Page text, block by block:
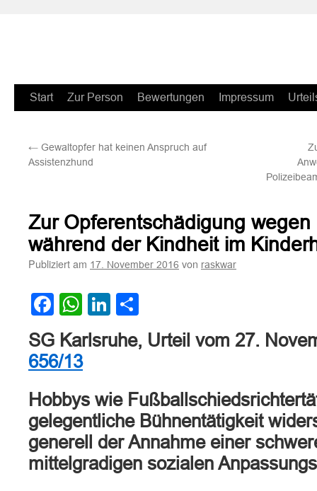
Zum
springen
Start Zur Person Bewertungen Impressum
← Gewaltopfer hat keinen Anspruch auf
Assistenzhund
Zur Opferentschädigung
während der Kindheit im
Publiziert am 17. November 2016 von raskwar
Facebook
WhatsApp
LinkedIn
SG Karlsruhe, Urteil vom 27.
656/13
Hobbys wie
gelegentliche Bühnentätigkeit
generell der Annahme einer
mittelgradigen sozialen